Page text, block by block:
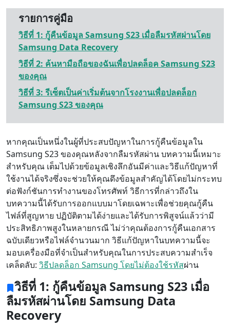
รายการคู่มือ
วิธีที่ 1: กู้คืนข้อมูล Samsung S23 เมื่อลืมรหัสผ่านโดย
Samsung Data Recovery
วิธีที่ 2: ค้นหามือถือของฉันเพื่อปลดล็อค Samsung S23
ของคุณ
วิธีที่ 3: รีเซ็ตเป็นค่าเริ่มต้นจากโรงงานเพื่อปลดล็อก
Samsung S23 ของคุณ
หากคุณเป็นหนึ่งในผู้ที่ประสบปัญหาในการกู้คืนข้อมูลใน
Samsung S23 ของคุณหลังจากลืมรหัสผ่าน บทความนี้เหมาะ
สำหรับคุณ เต็มไปด้วยข้อมูลเชิงลึกอันมีค่าและวิธีแก้ปัญหาที่
ใช้งานได้จริงซึ่งจะช่วยให้คุณดึงข้อมูลสำคัญได้โดยไม่กระทบ
ต่อฟังก์ชันการทำงานของโทรศัพท์ วิธีการที่กล่าวถึงใน
บทความนี้ได้รับการออกแบบมาโดยเฉพาะเพื่อช่วยคุณกู้คืน
ไฟล์ที่สูญหาย ปฏิบัติตามได้ง่ายและได้รับการพิสูจน์แล้วว่ามี
ประสิทธิภาพสูงในหลายกรณี ไม่ว่าคุณต้องการกู้คืนเอกสาร
ฉบับเดียวหรือไฟล์จำนวนมาก วิธีแก้ปัญหาในบทความนี้จะ
มอบเครื่องมือที่จำเป็นสำหรับคุณในการประสบความสำเร็จ
เคล็ดลับ: วิธีปลดล็อก Samsung โดยไม่ต้องใช้รหัสผ่าน
วิธีที่ 1: กู้คืนข้อมูล Samsung S23 เมื่อ
ลืมรหัสผ่านโดย Samsung Data
Recovery